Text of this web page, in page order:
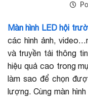
Màn hình LED hội
các hình ảnh,
và truyền tải thông
hiệu quả cao trong
làm sao để chọn
lượng. Cùng màn